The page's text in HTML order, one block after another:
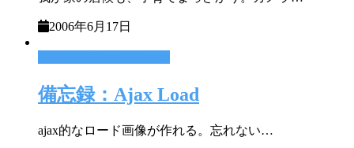
2006年6月17日
備忘録：Ajax Load
ajax的なロード画像が作れる。忘れない…